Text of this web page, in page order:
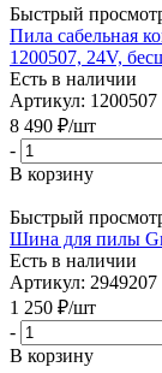
Быстрый
Пила сабельная
1200507, 24V,
Есть в наличии
Артикул: 1200507
8 490 ₽/шт
-
В корзину
Быстрый
Шина для пилы
Есть в наличии
Артикул: 2949207
1 250 ₽/шт
-
В корзину